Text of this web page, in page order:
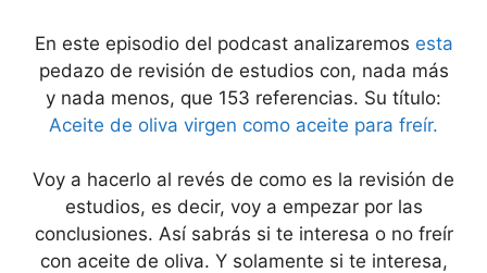
En este episodio del podcast analizaremos esta
pedazo de revisión de estudios con, nada más
y nada menos, que 153 referencias. Su título:
Aceite de oliva virgen como aceite para freír.
Voy a hacerlo al revés de como es la revisión de
estudios, es decir, voy a empezar por las
conclusiones. Así sabrás si te interesa o no freír
con aceite de oliva. Y solamente si te interesa,